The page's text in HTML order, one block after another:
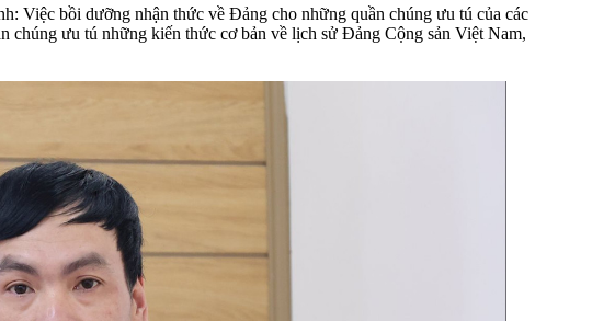
Việc bồi dưỡng nhận thức về Đảng cho những quần chúng ưu tú của các
chúng ưu tú những kiến thức cơ bản về lịch sử Đảng Cộng sản Việt Nam,